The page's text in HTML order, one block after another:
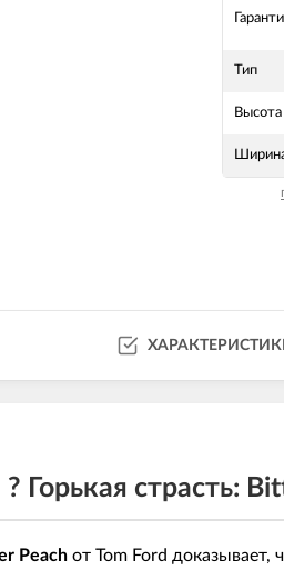
Тип
Высота
? Горькая страсть:
Peach от Tom Ford доказывает,